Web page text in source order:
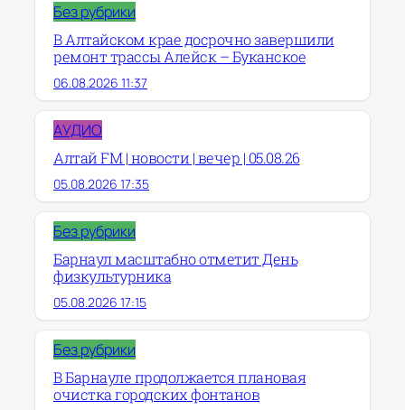
Без рубрики
В Алтайском крае досрочно завершили
ремонт трассы Алейск – Буканское
06.08.2026 11:37
АУДИО
Алтай FM | новости | вечер | 05.08.26
05.08.2026 17:35
Без рубрики
Барнаул масштабно отметит День
физкультурника
05.08.2026 17:15
Без рубрики
В Барнауле продолжается плановая
очистка городских фонтанов